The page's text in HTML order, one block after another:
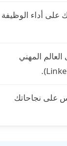
على أداء الوظيفة
المهني
على نجاحاتك